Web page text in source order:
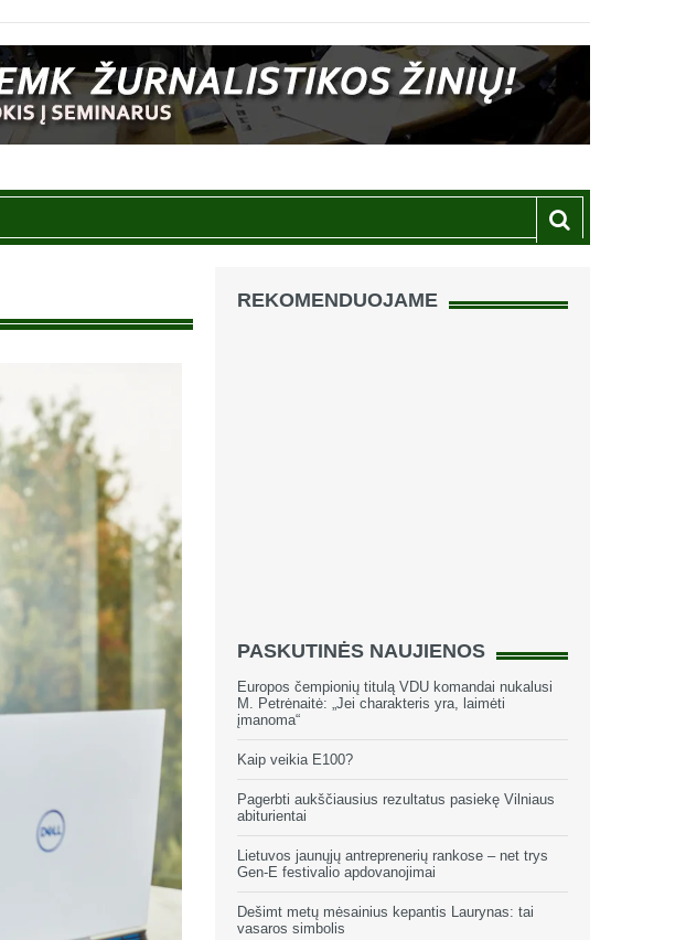
REKOMENDUOJAME
PASKUTINĖS NAUJIENOS
Europos čempionių titulą VDU komandai nukalusi
M. Petrėnaitė: „Jei charakteris yra, laimėti
įmanoma“
Kaip veikia E100?
Pagerbti aukščiausius rezultatus pasiekę Vilniaus
abiturientai
Lietuvos jaunųjų antreprenerių rankose – net trys
Gen-E festivalio apdovanojimai
Dešimt metų mėsainius kepantis Laurynas: tai
vasaros simbolis